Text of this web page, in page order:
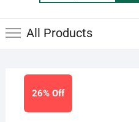
for:
All Products
26% Off